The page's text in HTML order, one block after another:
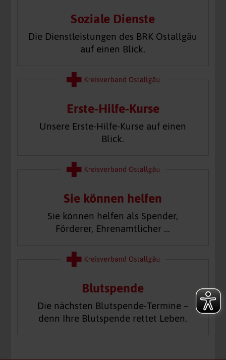
Soziale Dienste
Die Dienstleistungen des BRK Ostallgäu
auf einen Blick.
Erste-Hilfe-Kurse
Unsere Erste-Hilfe-Kurse auf einen
Blick.
Sie können helfen
Sie können helfen als Spender,
Förderer, Ehrenamtlicher …
Blutspende
Die nächsten Blutspende-Termine –
denn Ihre Blutspende rettet Leben.